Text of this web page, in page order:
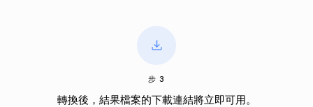
步 3
轉換後，結果檔案的下載連結將立即可用。